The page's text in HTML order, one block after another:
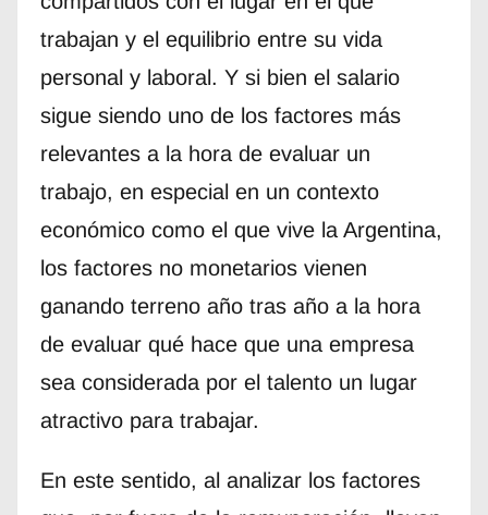
trabajan y el equilibrio entre su vida
personal y laboral. Y si bien el salario
sigue siendo uno de los factores más
relevantes a la hora de evaluar un
trabajo, en especial en un contexto
económico como el que vive la Argentina,
los factores no monetarios vienen
ganando terreno año tras año a la hora
de evaluar qué hace que una empresa
sea considerada por el talento un lugar
atractivo para trabajar.
En este sentido, al analizar los factores